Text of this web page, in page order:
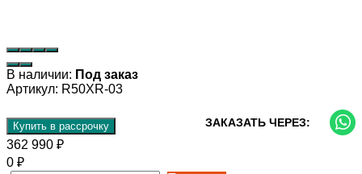
В наличии: Под заказ
Артикул: R50XR-03
Купить в рассрочку ЗАКАЗАТЬ ЧЕРЕЗ:
362 990 ₽
0 ₽